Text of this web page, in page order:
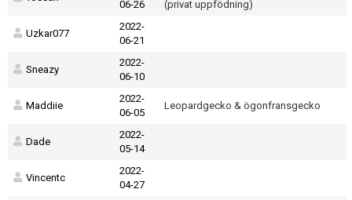
06-26
(privat uppfödning)
Uzkar077
2022-
06-21
Sneazy
2022-
06-10
Maddiie
2022-
06-05
Leopardgecko & ögonfransgecko
Dade
2022-
05-14
Vincentc
2022-
04-27